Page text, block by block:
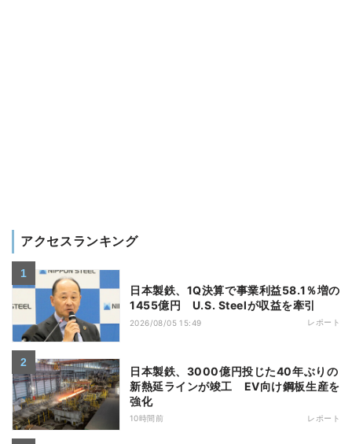
アクセスランキング
日本製鉄、1Q決算で事業利益58.1％増の
1455億円 U.S. Steelが収益を牽引
2026/08/05 15:49 レポート
日本製鉄、3000億円投じた40年ぶりの
新熱延ラインが竣工 EV向け鋼板生産を
強化
10時間前 レポート